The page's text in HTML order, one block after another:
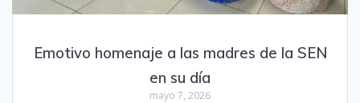
Emotivo homenaje a las madres de la SEN
en su día
mayo 7, 2026